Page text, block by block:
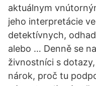
aktuálnym
jeho interpretácie
detektívnych,
alebo … Denně se
živnostníci s
nárok, proč tu